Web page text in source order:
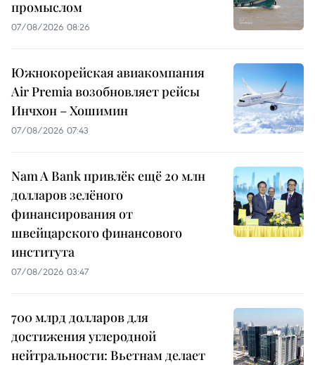
промыслом
07/08/2026 08:26
Южнокорейская авиакомпания
Air Premia возобновляет рейсы
Инчхон – Хошимин
07/08/2026 07:43
Nam A Bank привлёк ещё 20 млн
долларов зелёного
финансирования от
швейцарского финансового
института
07/08/2026 03:47
700 млрд долларов для
достижения углеродной
нейтральности: Вьетнам делает